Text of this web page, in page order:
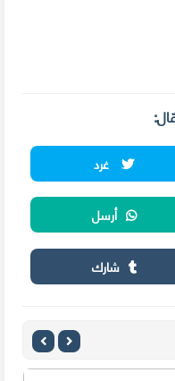
غرد
أرسل
شارك